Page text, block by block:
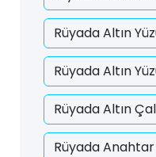
Rüyada Altın
Rüyada Altın
Rüyada Altın
Rüyada